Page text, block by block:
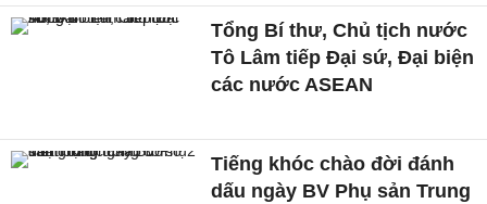
Tổng Bí thư, Chủ tịch nước
Tô Lâm tiếp Đại sứ, Đại biện
các nước ASEAN
Tiếng khóc chào đời đánh
dấu ngày BV Phụ sản Trung